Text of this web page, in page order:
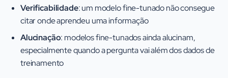
Verificabilidade: um modelo fine-tunado não consegue
citar onde aprendeu uma informação
Alucinação: modelos fine-tunados ainda alucinam,
especialmente quando a pergunta vai além dos dados de
treinamento